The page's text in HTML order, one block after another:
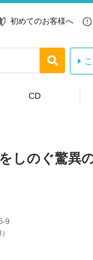
初めてのお客様へ
CD
しのぐ驚異
9
）